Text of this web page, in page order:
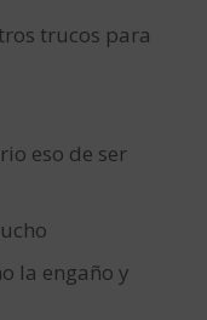
trucos para
eso de ser
la engaño y